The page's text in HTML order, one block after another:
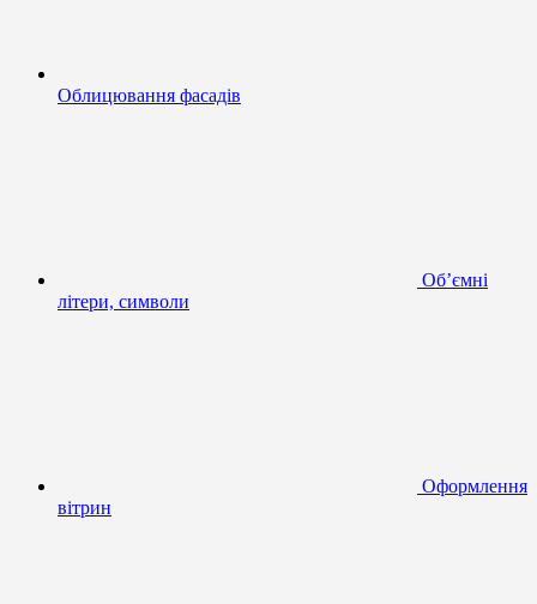
Облицювання фасадів
Об’ємні
літери, символи
Оформлення
вітрин